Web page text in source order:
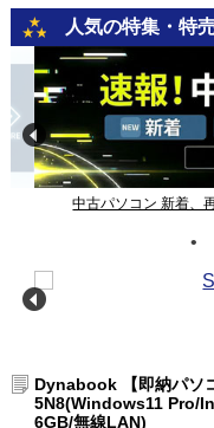
人気の特集・特
中古パソコン 新着、
Dynabook 【即納パソ
5N8(Windows11 Pro/
6GB/無線LAN)